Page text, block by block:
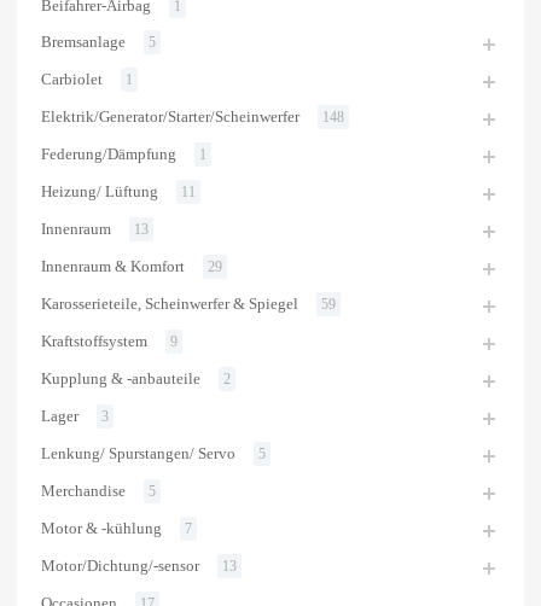
Beifahrer-Airbag 1
Bremsanlage 5
Carbiolet 1
Elektrik/Generator/Starter/Scheinwerfer 148
Federung/Dämpfung 1
Heizung/ Lüftung 11
Innenraum 13
Innenraum & Komfort 29
Karosserieteile, Scheinwerfer & Spiegel 59
Kraftstoffsystem 9
Kupplung & -anbauteile 2
Lager 3
Lenkung/ Spurstangen/ Servo 5
Merchandise 5
Motor & -kühlung 7
Motor/Dichtung/-sensor 13